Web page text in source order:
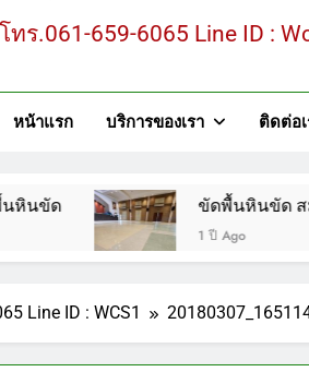
ขัด
โทร.061-659-6065 Line ID :
หน้าแรก บริการของเรา ติดต่อเ
ขัดพื้นหินขัด สมุทรสาคร โทร
1 ปี Ago
Line ID : WCS1